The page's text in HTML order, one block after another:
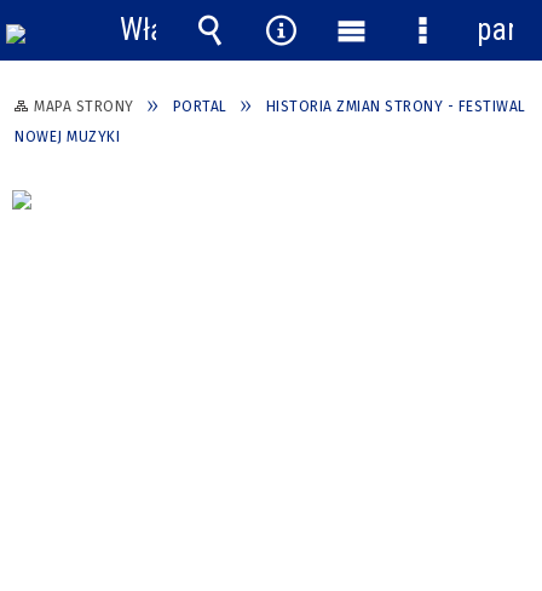
MAPA STRONY PORTAL
HISTORIA ZMIAN STRONY - FESTIWAL
NOWEJ MUZYKI
Włącz
powiadomienia
Wyszukiwarka
Narzędzia
Menu
główne
Menu
panel